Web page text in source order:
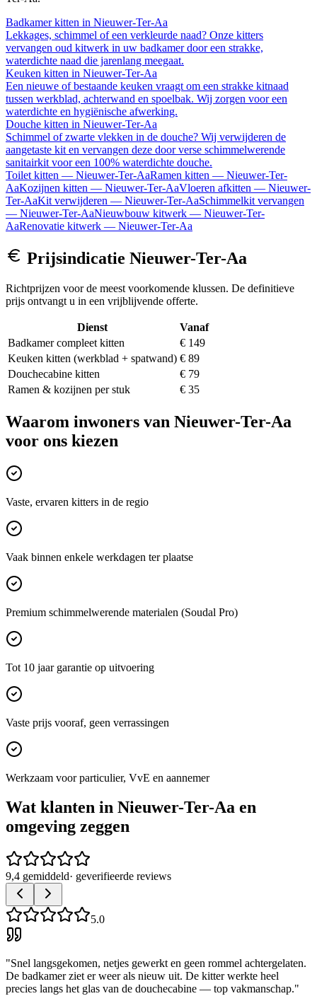
Badkamer kitten in Nieuwer-Ter-Aa
Lekkages, schimmel of een verkleurde naad? Onze kitters
vervangen oud kitwerk in uw badkamer door een strakke,
waterdichte naad die jarenlang meegaat.
Keuken kitten in Nieuwer-Ter-Aa
Een nieuwe of bestaande keuken vraagt om een strakke kitnaad
tussen werkblad, achterwand en spoelbak. Wij zorgen voor een
waterdichte en hygiënische afwerking.
Douche kitten in Nieuwer-Ter-Aa
Schimmel of zwarte vlekken in de douche? Wij verwijderen de
aangetaste kit en vervangen deze door verse schimmelwerende
sanitairkit voor een 100% waterdichte douche.
Toilet kitten — Nieuwer-Ter-AaRamen kitten — Nieuwer-Ter-
AaKozijnen kitten — Nieuwer-Ter-AaVloeren afkitten — Nieuwer-
Ter-AaKit verwijderen — Nieuwer-Ter-AaSchimmelkit vervangen
— Nieuwer-Ter-AaNieuwbouw kitwerk — Nieuwer-Ter-
AaRenovatie kitwerk — Nieuwer-Ter-Aa
Prijsindicatie Nieuwer-Ter-Aa
Richtprijzen voor de meest voorkomende klussen. De definitieve
prijs ontvangt u in een vrijblijvende offerte.
Dienst
Vanaf
Badkamer compleet kitten
€ 149
Keuken kitten (werkblad + spatwand) € 89
Douchecabine kitten
€ 79
Ramen & kozijnen per stuk
€ 35
Waarom inwoners van Nieuwer-Ter-Aa
voor ons kiezen
Vaste, ervaren kitters in de regio
Vaak binnen enkele werkdagen ter plaatse
Premium schimmelwerende materialen (Soudal Pro)
Tot 10 jaar garantie op uitvoering
Vaste prijs vooraf, geen verrassingen
Werkzaam voor particulier, VvE en aannemer
Wat klanten in Nieuwer-Ter-Aa en
omgeving zeggen
9,4 gemiddeld· geverifieerde reviews
5.0
"Snel langsgekomen, netjes gewerkt en geen rommel achtergelaten.
De badkamer ziet er weer als nieuw uit. De kitter werkte heel
precies langs het glas van de douchecabine — top vakmanschap."